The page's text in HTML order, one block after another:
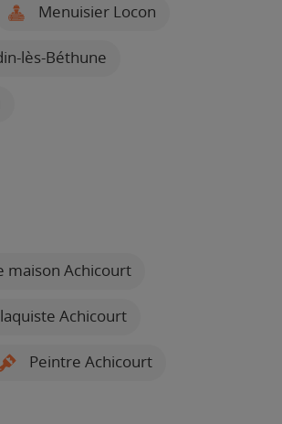
Menuisier Locon
lès-Béthune
maison Achicourt
Achicourt
Peintre Achicourt